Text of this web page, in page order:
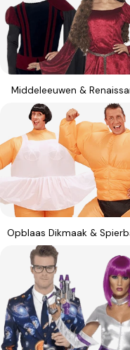
Middeleeuwen &
Opblaas Dikmaak &